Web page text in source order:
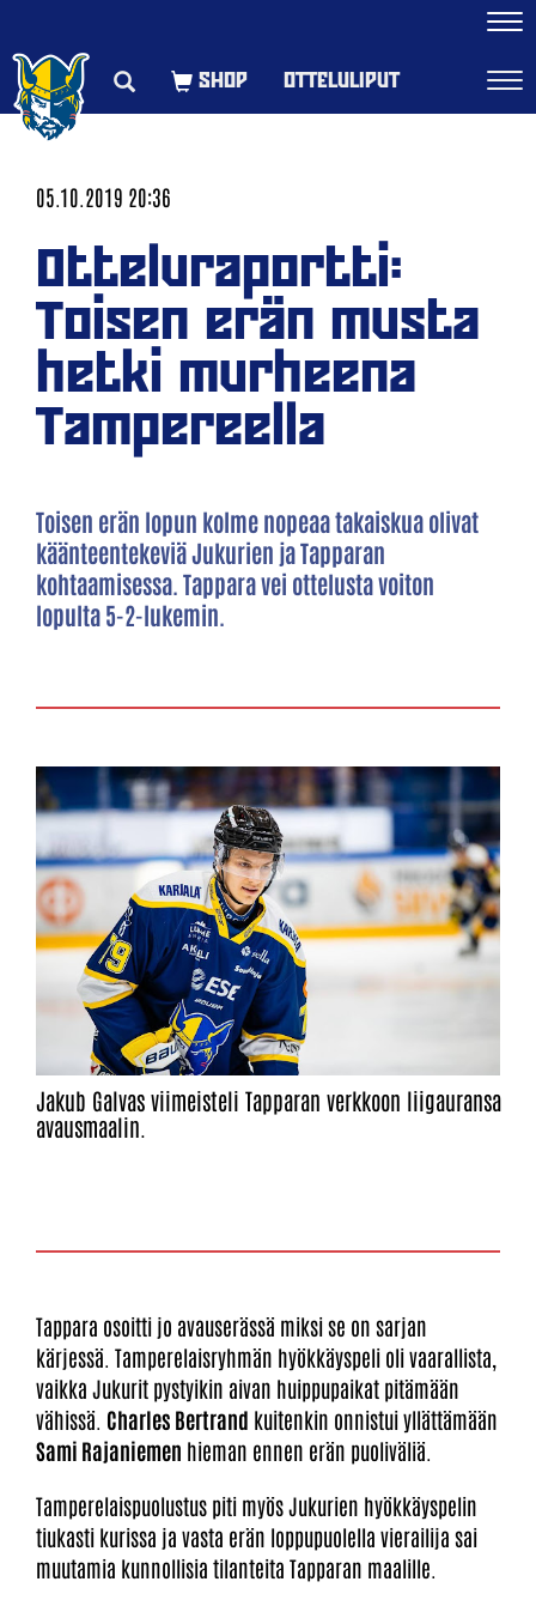
OTTELULIPUT
05.10.2019 20:36
Otteluraportti:
Toisen erän musta
hetki murheena
Tampereella
Toisen erän lopun kolme nopeaa takaiskua olivat
käänteentekeviä Jukurien ja Tapparan
kohtaamisessa. Tappara vei ottelusta voiton
lopulta 5-2-lukemin.
Jakub Galvas viimeisteli Tapparan verkkoon liigauransa
avausmaalin.
Tappara osoitti jo avauserässä miksi se on sarjan
kärjessä. Tamperelaisryhmän hyökkäyspeli oli vaarallista,
vaikka Jukurit pystyikin aivan huippupaikat pitämään
vähissä. Charles Bertrand kuitenkin onnistui yllättämään
Sami Rajaniemen hieman ennen erän puoliväliä.
Tamperelaispuolustus piti myös Jukurien hyökkäyspelin
tiukasti kurissa ja vasta erän loppupuolella vierailija sai
muutamia kunnollisia tilanteita Tapparan maalille.